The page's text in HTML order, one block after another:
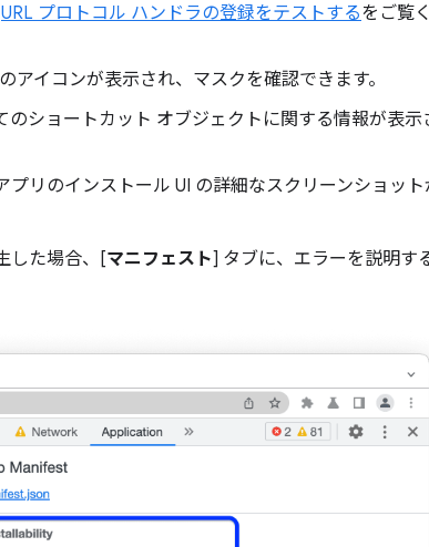
URL プロトコル ハンドラの登録をテストするをご覧
アイコンが表示され、マスクを確認できます。
のショートカット オブジェクトに関する情報が表示
プリのインストール UI の詳細なスクリーンショッ
した場合、[マニフェスト] タブに、エラーを説明す